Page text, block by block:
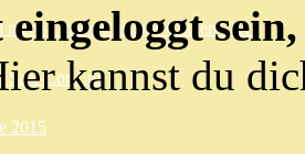
Chaos Customs Cöthen 2K14
Saar-Lor-Lux
2015
eingeloggt
kannst du